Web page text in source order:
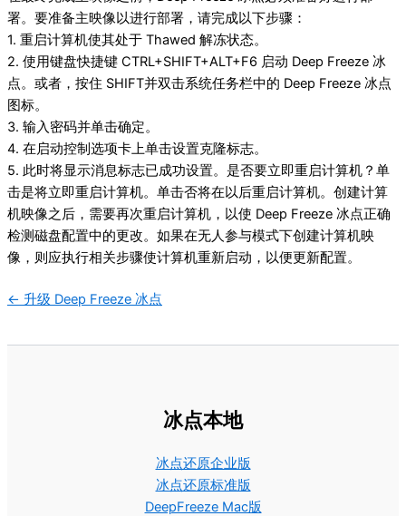
署。要准备主映像以进⾏部署，请完成以下步骤：
1. 重启计算机使其处于 Thawed 解冻状态。
2. 使用键盘快捷键 CTRL+SHIFT+ALT+F6 启动 Deep Freeze 冰
点。或者，按住 SHIFT并双击系统任务栏中的 Deep Freeze 冰点
图标。
3. 输入密码并单击确定。
4. 在启动控制选项卡上单击设置克隆标志。
5. 此时将显示消息标志已成功设置。是否要立即重启计算机？单
击是将立即重启计算机。单击否将在以后重启计算机。创建计算
机映像之后，需要再次重启计算机，以使 Deep Freeze 冰点正确
检测磁盘配置中的更改。如果在无人参与模式下创建计算机映
像，则应执⾏相关步骤使计算机重新启动，以便更新配置。
文
导
← 升级 Deep Freeze 冰点
冰点本地
冰点还原企业版
冰点还原标准版
DeepFreeze Mac版